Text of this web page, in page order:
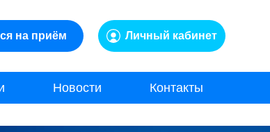
на приём Личный кабинет
Новости Контакты